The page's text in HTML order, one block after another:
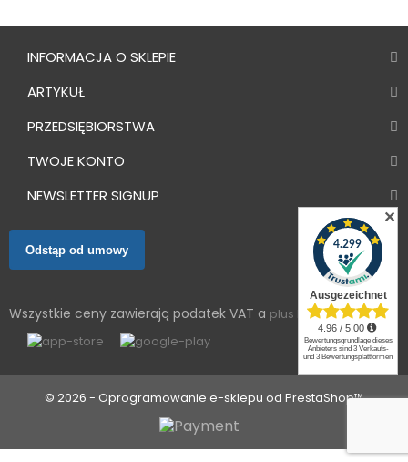
INFORMACJA O SKLEPIE
ARTYKUŁ
PRZEDSIĘBIORSTWA
TWOJE KONTO
NEWSLETTER SIGNUP
Odstąp od umowy
Wszystkie ceny zawierają podatek VAT a plus koszty dostawy
© 2026 - Oprogramowanie e-sklepu od PrestaShop™
✕